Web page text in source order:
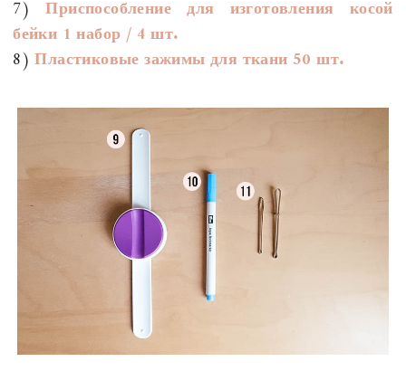
7)Приспособление для изготовления косой
бейки 1 набор / 4 шт.
8)Пластиковые зажимы для ткани 50 шт.